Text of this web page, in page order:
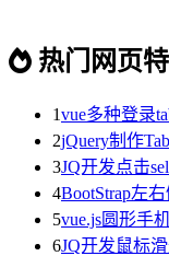
热门网页
1vue多种登录
2jQuery制作
3JQ开发点击
4BootStrap左
5vue.js圆形手
6JQ开发鼠标